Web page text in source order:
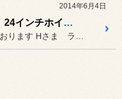
2014年6月4日
ランクル シグナス 24インチホイール取り付け♪